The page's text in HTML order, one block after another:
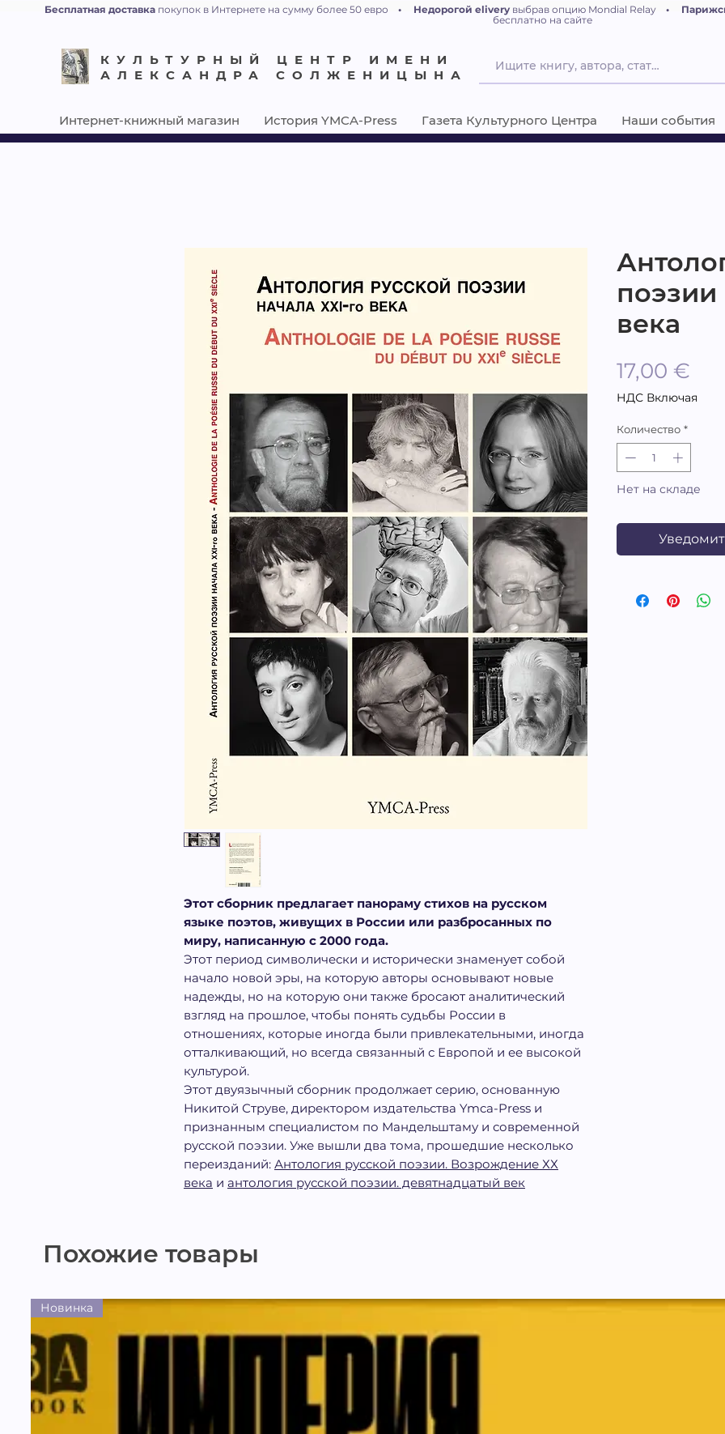
КУЛЬТУРНЫЙ ЦЕНТР ИМЕНИ
АЛЕКСАНДРА СОЛЖЕНИЦЫНА
Интернет-книжный магазин История YMCA-Press Газета Культурного Центра Наши события
Этот сборник предлагает панораму стихов на русском
языке поэтов, живущих в России или разбросанных по
миру, написанную с 2000 года.
Этот период символически и исторически знаменует собой
начало новой эры, на которую авторы основывают новые
надежды, но на которую они также бросают аналитический
взгляд на прошлое, чтобы понять судьбы России в
отношениях, которые иногда были привлекательными, иногда
отталкивающий, но всегда связанный с Европой и ее высокой
культурой.
Этот двуязычный сборник продолжает серию, основанную
Никитой Струве, директором издательства Ymca-Press и
признанным специалистом по Мандельштаму и современной
русской поэзии. Уже вышли два тома, прошедшие несколько
переизданий: Антология русской поэзии. Возрождение ХХ
века и антология русской поэзии. девятнадцатый век
поэзии
века
17,00 €
НДС Включая
Количество *
Нет на складе
Похожие товары
Новинка
Бесплатная доставка покупок в Интернете на сумму более 50 евро • Недорогой elivery выбрав опцию Mondial Relay •
бесплатно на сайте